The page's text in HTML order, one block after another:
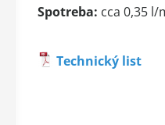
Spotreba: cca 0,35
Technický list